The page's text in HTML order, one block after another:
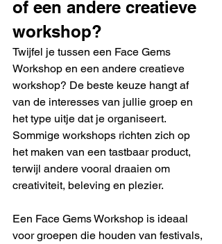
of een andere creatieve
workshop?
Twijfel je tussen een Face Gems
Workshop en een andere creatieve
workshop? De beste keuze hangt af
van de interesses van jullie groep en
het type uitje dat je organiseert.
Sommige workshops richten zich op
het maken van een tastbaar product,
terwijl andere vooral draaien om
creativiteit, beleving en plezier.
Een Face Gems Workshop is ideaal
voor groepen die houden van festivals,